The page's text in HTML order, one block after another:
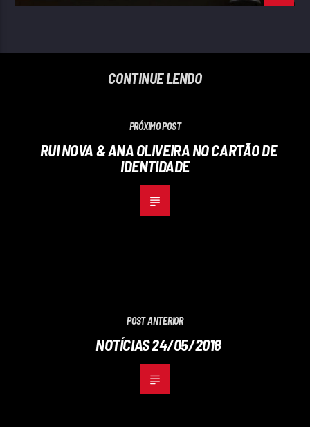
CONTINUE LENDO
PRÓXIMO POST
RUI NOVA & ANA OLIVEIRA NO CARTÃO DE
IDENTIDADE
POST ANTERIOR
NOTÍCIAS 24/05/2018